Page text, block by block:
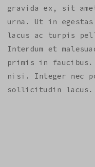
gravida ex, sit
urna. Ut in
lacus ac turpis
Interdum et
primis in faucibus.
nisi. Integer nec
sollicitudin lacus.